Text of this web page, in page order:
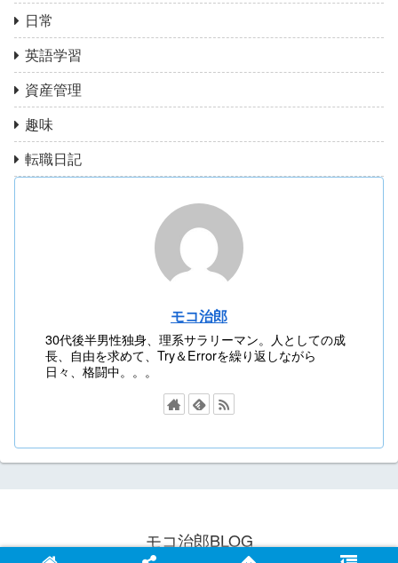
日常
英語学習
資産管理
趣味
転職日記
モコ治郎
30代後半男性独身、理系サラリーマン。人としての成
長、自由を求めて、Try＆Errorを繰り返しながら
日々、格闘中。。。
モコ治郎BLOG